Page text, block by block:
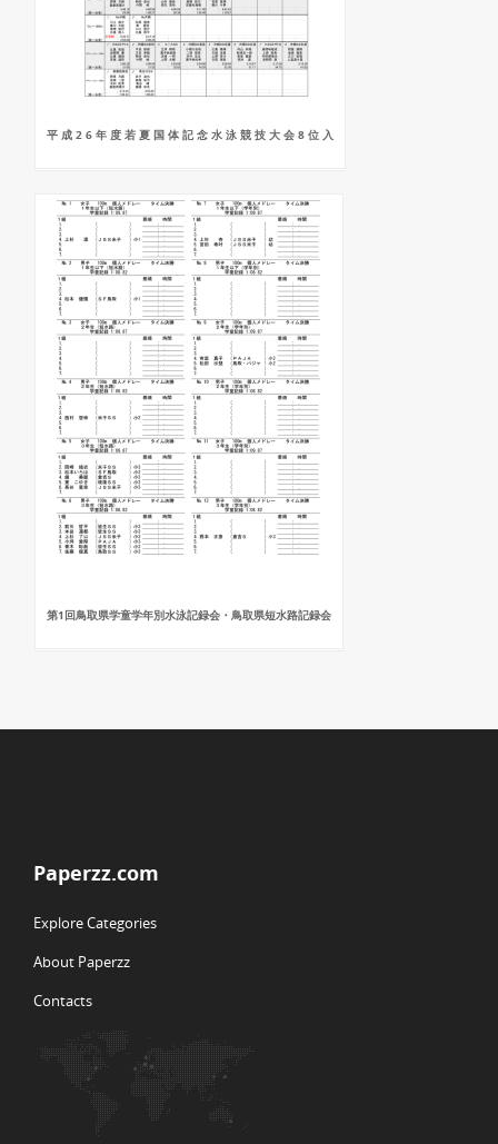
平 成 2 6 年 度 若 夏 国 体 記 念 水 泳 競 技 大 会 8 位 入
第1回鳥取県学童学年別水泳記録会・鳥取県短水路記録会
Paperzz.com
Explore Categories
About Paperzz
Contacts